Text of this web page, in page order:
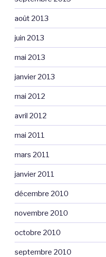
août 2013
juin 2013
mai 2013
janvier 2013
mai 2012
avril 2012
mai 2011
mars 2011
janvier 2011
décembre 2010
novembre 2010
octobre 2010
septembre 2010